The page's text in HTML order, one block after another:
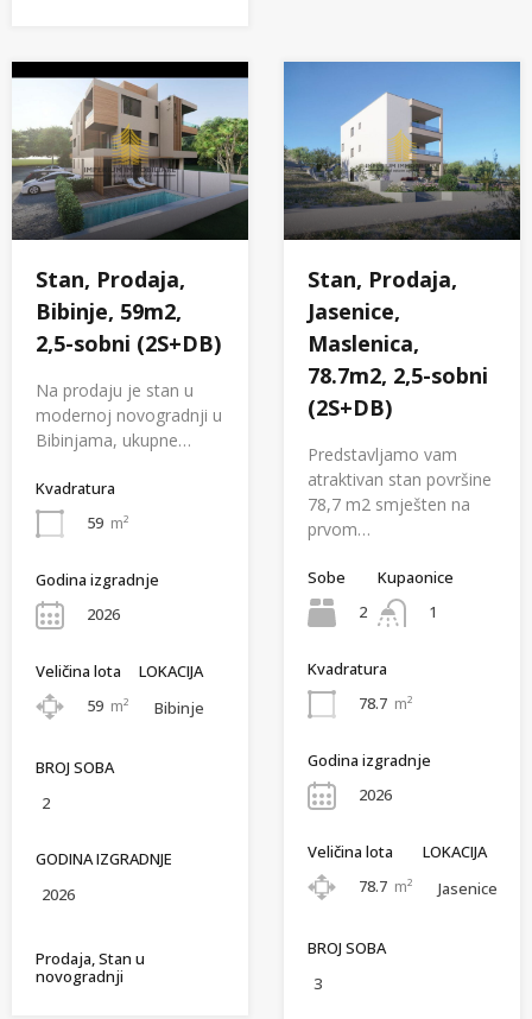
Stan, Prodaja,
Bibinje, 59m2,
2,5-sobni (2S+DB)
Na prodaju je stan u
modernoj novogradnji u
Bibinjama, ukupne…
Kvadratura
59 m²
Godina izgradnje
2026
Veličina lota
59 m²
LOKACIJA
Bibinje
BROJ SOBA
2
GODINA IZGRADNJE
2026
Prodaja, Stan u
novogradnji
Stan, Prodaja,
Jasenice,
Maslenica,
78.7m2, 2,5-sobni
(2S+DB)
Predstavljamo vam
atraktivan stan površine
78,7 m2 smješten na
prvom…
Sobe
2
Kupaonice
1
Kvadratura
78.7 m²
Godina izgradnje
2026
Veličina lota
78.7 m²
LOKACIJA
Jasenice
BROJ SOBA
3